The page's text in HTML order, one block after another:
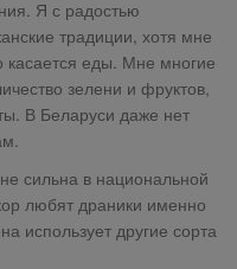
Я с радостью
традиции, хотя мне
касается еды. Мне многие
зелени и фруктов,
В Беларуси даже нет
сильна в национальной
любят драники именно
использует другие сорта